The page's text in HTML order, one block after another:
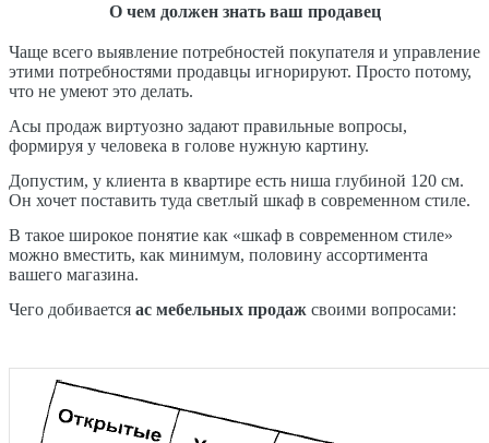
О чем должен знать ваш продавец
Чаще всего выявление потребностей покупателя и управление
этими потребностями продавцы игнорируют. Просто потому,
что не умеют это делать.
Асы продаж виртуозно задают правильные вопросы,
формируя у человека в голове нужную картину.
Допустим, у клиента в квартире есть ниша глубиной 120 см.
Он хочет поставить туда светлый шкаф в современном стиле.
В такое широкое понятие как «шкаф в современном стиле»
можно вместить, как минимум, половину ассортимента
вашего магазина.
Чего добивается ас мебельных продаж своими вопросами: